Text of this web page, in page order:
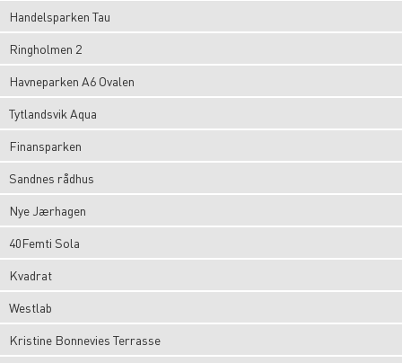
Handelsparken Tau
Ringholmen 2
Havneparken A6 Ovalen
Tytlandsvik Aqua
Finansparken
Sandnes rådhus
Nye Jærhagen
40Femti Sola
Kvadrat
Westlab
Kristine Bonnevies Terrasse